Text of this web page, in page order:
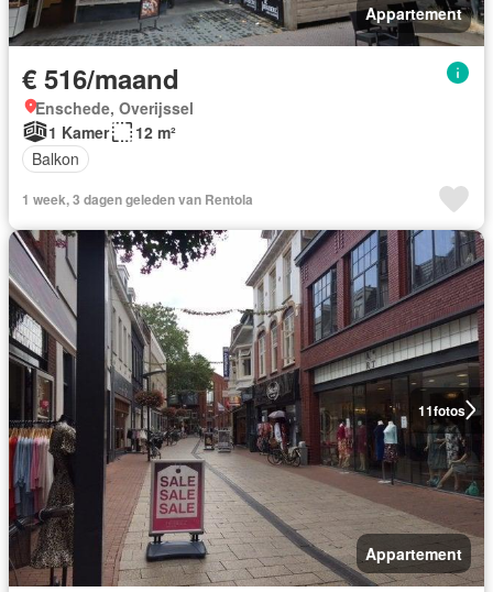
Appartement
€ 516/maand
Enschede, Overijssel
1 Kamer
12 m²
Balkon
1 week, 3 dagen geleden van Rentola
11fotos
Appartement